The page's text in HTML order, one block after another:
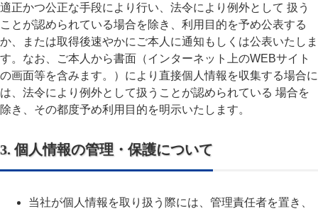
適正かつ公正な手段により行い、法令により例外として 扱う
ことが認められている場合を除き、利用目的を予め公表する
か、または取得後速やかにご本人に通知もしくは公表いたしま
す。なお、ご本人から書面（インターネット上のWEBサイト
の画面等を含みます。）により直接個人情報を収集する場合に
は、法令により例外として扱うことが認められている 場合を
除き、その都度予め利用目的を明示いたします。
3. 個人情報の管理・保護について
当社が個人情報を取り扱う際には、管理責任者を置き、